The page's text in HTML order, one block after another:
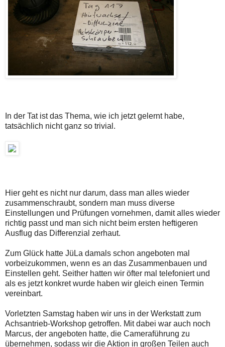
In der Tat ist das Thema, wie ich jetzt gelernt habe,
tatsächlich nicht ganz so trivial.
Hier geht es nicht nur darum, dass man alles wieder
zusammenschraubt, sondern man muss diverse
Einstellungen und Prüfungen vornehmen, damit alles wieder
richtig passt und man sich nicht beim ersten heftigeren
Ausflug das Differenzial zerhaut.
Zum Glück hatte JüLa damals schon angeboten mal
vorbeizukommen, wenn es an das Zusammenbauen und
Einstellen geht. Seither hatten wir öfter mal telefoniert und
als es jetzt konkret wurde haben wir gleich einen Termin
vereinbart.
Vorletzten Samstag haben wir uns in der Werkstatt zum
Achsantrieb-Workshop getroffen. Mit dabei war auch noch
Marcus, der angeboten hatte, die Cameraführung zu
übernehmen, sodass wir die Aktion in großen Teilen auch